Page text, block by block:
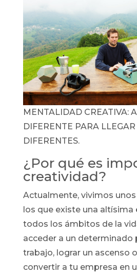
MENTALIDAD CREATIVA:
DIFERENTE PARA
DIFERENTES.
¿Por qué es
creatividad?
Actualmente, vivimos
los que existe una altísima
todos los ámbitos de la
acceder a un determinado
trabajo, lograr un ascenso
convertir a tu empresa en